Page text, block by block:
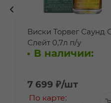
Виски Торвег Саунд
Слейт 0,7л п/у
В наличии:
7 699 ₽/шт
По карте: